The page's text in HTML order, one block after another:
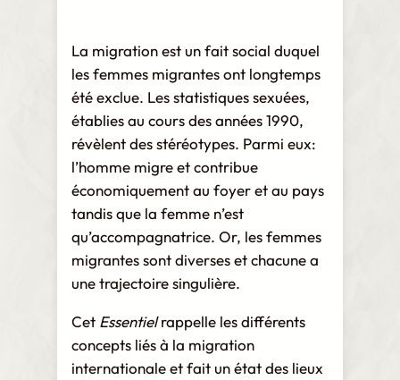
La migration est un fait social duquel
les femmes migrantes ont longtemps
été exclue. Les statistiques sexuées,
établies au cours des années 1990,
révèlent des stéréotypes. Parmi eux:
l’homme migre et contribue
économiquement au foyer et au pays
tandis que la femme n’est
qu’accompagnatrice. Or, les femmes
migrantes sont diverses et chacune a
une trajectoire singulière.
Cet Essentielrappelle les différents
concepts liés à la migration
internationale et fait un état des lieux